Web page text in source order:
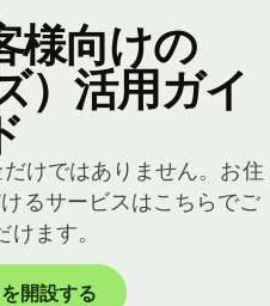
様向けの
）活用ガイ
けではありません。お住
るサービスはこちらでご
ます。
開設する